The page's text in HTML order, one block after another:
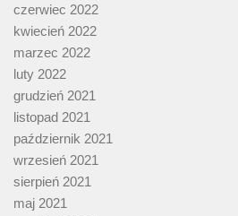
czerwiec 2022
kwiecień 2022
marzec 2022
luty 2022
grudzień 2021
listopad 2021
październik 2021
wrzesień 2021
sierpień 2021
maj 2021